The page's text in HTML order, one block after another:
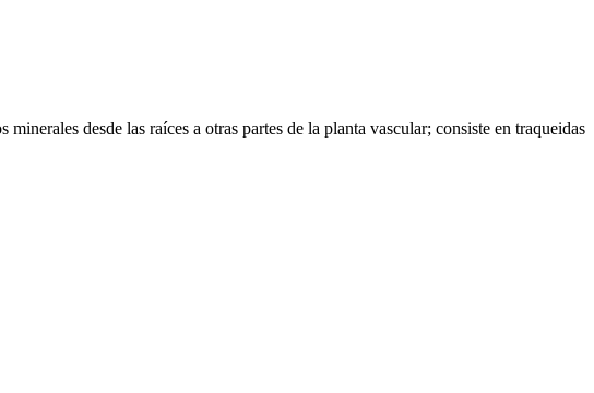
desde las raíces a otras partes de la planta vascular; consiste en traqueidas